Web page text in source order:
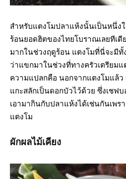
สำหรับแตงโมปลาแห้งนั้นเป็นหนึ่ง
ร้อนยอดฮิตของไทยโบราณเลยทีเ
มากในช่วงฤดูร้อน แตงโมที่นี่จะมีทั้
ว่าแขกมาในช่วงที่ทางครัวเตรียมแ
ความแปลกคือ นอกจากแตงโมแล้ว
แกะสลักเป็นดอกบัวไว้ด้วย ซึ่งเชฟ
เอามากินกับปลาแห้งได้เช่นกันเพร
แตงโม
ผักผลไม้เคียง